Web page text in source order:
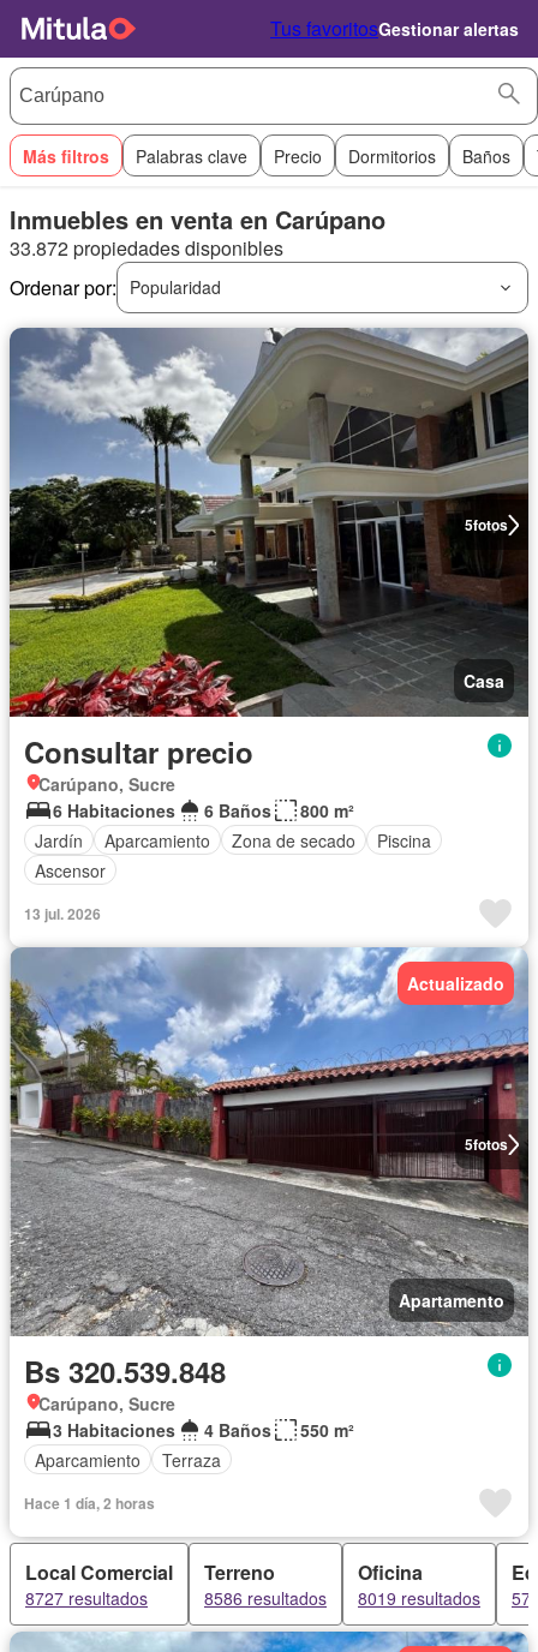
Tus favoritosGestionar alertas
Más filtros Palabras clave Precio Dormitorios Baños
Inmuebles en venta en Carúpano
33.872 propiedades disponibles
Ordenar por:
Popularidad
5fotos
Casa
Consultar precio
Carúpano, Sucre
6 Habitaciones
6 Baños
800 m²
Jardín
Aparcamiento Zona de secado
Piscina
Ascensor
13 jul. 2026
5fotos
Actualizado
Apartamento
Bs 320.539.848
Carúpano, Sucre
3 Habitaciones
4 Baños
550 m²
Aparcamiento
Terraza
Hace 1 día, 2 horas
Local Comercial
8727 resultados
Terreno
8586 resultados
Oficina
8019 resultados